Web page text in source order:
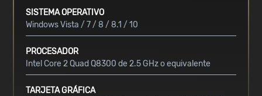
SISTEMA OPERATIVO
Windows Vista / 7 / 8 / 8.1 / 10
PROCESADOR
Intel Core 2 Quad Q8300 de 2.5 GHz o equivalente
TARJETA GRÁFICA